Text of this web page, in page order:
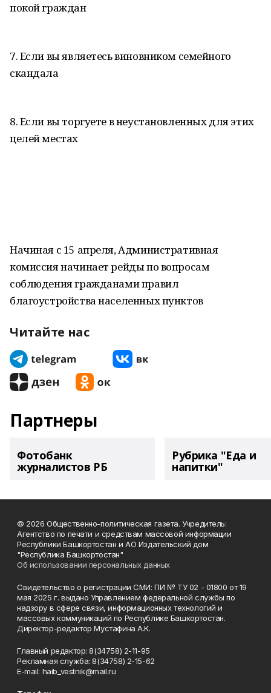
покой граждан
7. Если вы являетесь виновником семейного
скандала
8. Если вы торгуете в неустановленных для этих
целей местах
Начиная с 15 апреля, Административная
комиссия начинает рейды по вопросам
соблюдения гражданами правил
благоустройства населенных пунктов
Читайте нас
Партнеры
Фотобанк
журналистов РБ
Рубрика "Еда и
напитки"
© 2026 Общественно-политическая газета. Учредитель:
Агентство по печати и средствам массовой информации
Республики Башкортостан и АО Издательский дом
"Республика Башкортостан"
Об использовании персональных данных
Свидетельство о регистрации СМИ: ПИ № ТУ 02 - 01800 от 19
мая 2025 г. выдано Управлением федеральной службы по
надзору в сфере связи, информационных технологий и
массовых коммуникаций по Республике Башкортостан.
Директор-редактор Мустафина А.К.
Главный редактор: 8(34758) 2-11-95
Рекламная служба: 8(34758) 2-15-62
Е-mаil: haib_vestnik@mail.ru